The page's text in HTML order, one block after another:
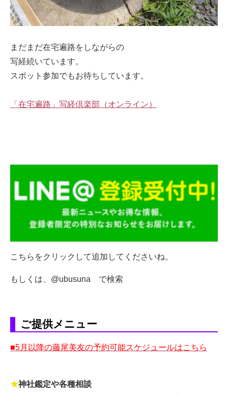
まだまだ在宅遍路をしながらの
写経続いています。
スポット参加でもお待ちしています。
「在宅遍路」写経倶楽部（オンライン）
こちらをクリックして追加してくださいね。
もしくは、@ubusuna で検索
ご提供メニュー
■5月以降の藤尾美友の予約可能スケジュールはこちら
★神社鑑定や各種相談